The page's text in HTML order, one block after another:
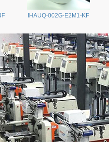
IHAUQ-002G-E2M1-KF